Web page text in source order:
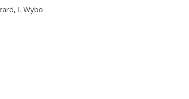
I. Wybo